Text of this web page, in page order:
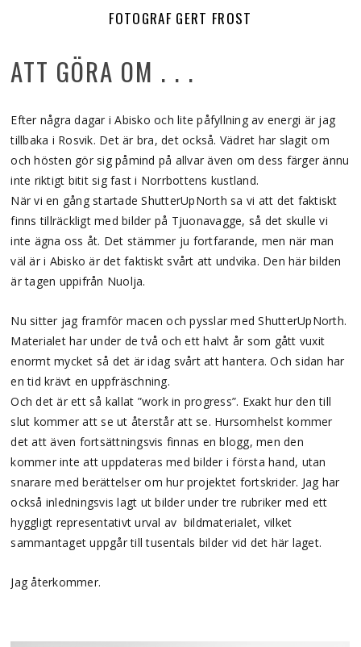
FOTOGRAF GERT FROST
ATT GÖRA OM . . .
Efter några dagar i Abisko och lite påfyllning av energi är jag
tillbaka i Rosvik. Det är bra, det också. Vädret har slagit om
och hösten gör sig påmind på allvar även om dess färger ännu
inte riktigt bitit sig fast i Norrbottens kustland.
När vi en gång startade ShutterUpNorth sa vi att det faktiskt
finns tillräckligt med bilder på Tjuonavagge, så det skulle vi
inte ägna oss åt. Det stämmer ju fortfarande, men när man
väl är i Abisko är det faktiskt svårt att undvika. Den här bilden
är tagen uppifrån Nuolja.
Nu sitter jag framför macen och pysslar med ShutterUpNorth.
Materialet har under de två och ett halvt år som gått vuxit
enormt mycket så det är idag svårt att hantera. Och sidan har
en tid krävt en uppfräschning.
Och det är ett så kallat ”work in progress”. Exakt hur den till
slut kommer att se ut återstår att se. Hursomhelst kommer
det att även fortsättningsvis finnas en blogg, men den
kommer inte att uppdateras med bilder i första hand, utan
snarare med berättelser om hur projektet fortskrider. Jag har
också inledningsvis lagt ut bilder under tre rubriker med ett
hyggligt representativt urval av bildmaterialet, vilket
sammantaget uppgår till tusentals bilder vid det här laget.
Jag återkommer.